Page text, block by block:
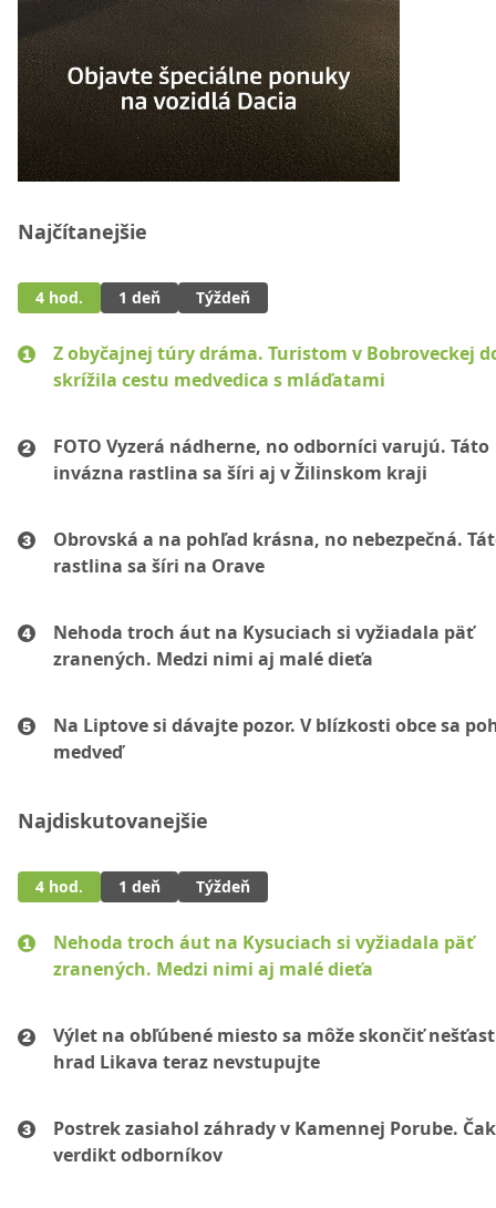
Najčítanejšie
4 hod. 1 deň Týždeň
Z obyčajnej túry dráma. Turistom v Bobroveckej
skrížila cestu medvedica s mláďatami
FOTO Vyzerá nádherne, no odborníci varujú. Táto
invázna rastlina sa šíri aj v Žilinskom kraji
Obrovská a na pohľad krásna, no nebezpečná.
rastlina sa šíri na Orave
Nehoda troch áut na Kysuciach si vyžiadala päť
zranených. Medzi nimi aj malé dieťa
Na Liptove si dávajte pozor. V blízkosti obce sa
medveď
Najdiskutovanejšie
4 hod. 1 deň Týždeň
Nehoda troch áut na Kysuciach si vyžiadala päť
zranených. Medzi nimi aj malé dieťa
Výlet na obľúbené miesto sa môže skončiť
hrad Likava teraz nevstupujte
Postrek zasiahol záhrady v Kamennej Porube.
verdikt odborníkov